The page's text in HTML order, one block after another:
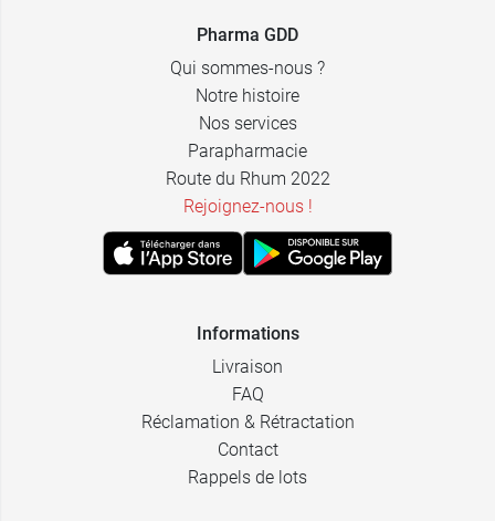
Pharma GDD
Qui sommes-nous ?
Notre histoire
Nos services
Parapharmacie
Route du Rhum 2022
Rejoignez-nous !
Informations
Livraison
FAQ
Réclamation & Rétractation
Contact
Rappels de lots